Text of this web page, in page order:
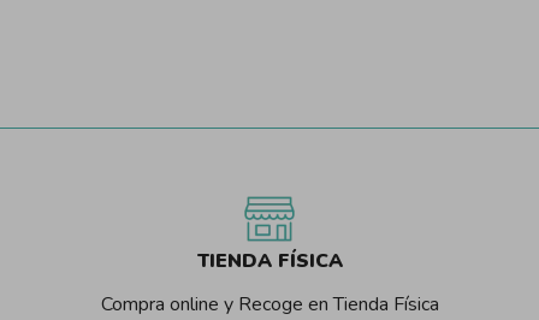
TIENDA FÍSICA
Compra online y Recoge en Tienda Física